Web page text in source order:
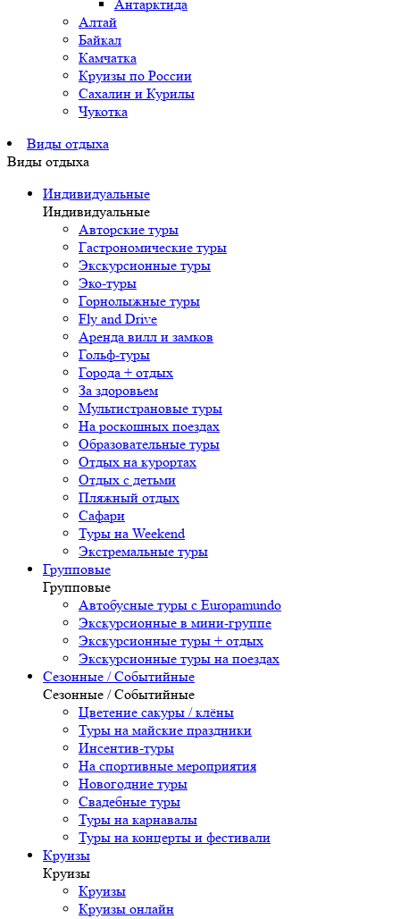
Антарктида
Алтай
Байкал
Камчатка
Круизы по России
Сахалин и Курилы
Чукотка
Виды отдыха
Виды отдыха
Индивидуальные
Индивидуальные
Авторские туры
Гастрономические туры
Экскурсионные туры
Эко-туры
Горнолыжные туры
Fly and Drive
Аренда вилл и замков
Гольф-туры
Города + отдых
За здоровьем
Мультистрановые туры
На роскошных поездах
Образовательные туры
Отдых на курортах
Отдых с детьми
Пляжный отдых
Сафари
Туры на Weekend
Экстремальные туры
Групповые
Групповые
Автобусные туры с Europamundo
Экскурсионные в мини-группе
Экскурсионные туры + отдых
Экскурсионные туры на поездах
Сезонные / Событийные
Сезонные / Событийные
Цветение сакуры / клёны
Туры на майские праздники
Инсентив-туры
На спортивные мероприятия
Новогодние туры
Свадебные туры
Туры на карнавалы
Туры на концерты и фестивали
Круизы
Круизы
Круизы
Круизы онлайн